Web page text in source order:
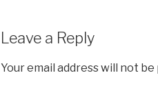
Leave a Reply
Your email address will not be